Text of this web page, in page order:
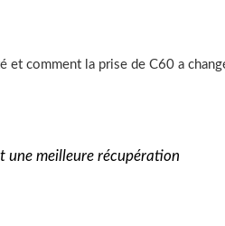
et comment la prise de C60 a
une meilleure récupération